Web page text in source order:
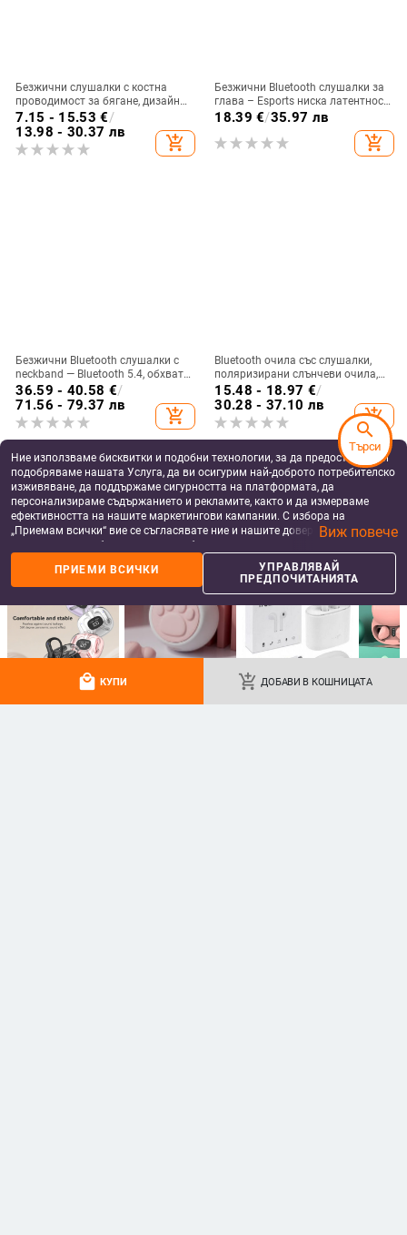
local_mall КУПИ add_shopping_cart ДОБАВИ В КОШНИЦАТА
Безжични слушалки с костна
проводимост за бягане, дизайн
без вмъкване в ухото, Bluetooth
5.3, водоустойчиви, живот на
батерията над 8 часа
7.15 - 15.53 €/
13.98 - 30.37 лв
add_shopping_cart
Безжични Bluetooth слушалки за
глава – Esports ниска латентност,
Bluetooth 5.3, обхват 10 м,
стерео
18.39 €/35.97 лв
add_shopping_cart
Безжични Bluetooth слушалки с
neckband — Bluetooth 5.4, обхват
10 м, живот на батерията над 8 ч,
стерео звук, цифров дисплей
36.59 - 40.58 €/
71.56 - 79.37 лв
add_shopping_cart
Bluetooth очила със слушалки,
поляризирани слънчеви очила,
монтирани на главата (обхват 10
м, Bluetooth 5.0, живот на
батерията 4-8 ч)
15.48 - 18.97 €/
30.28 - 37.10 лв
add_shopping_cart
Слушалки с костна проводимост,
монтирани за ухото, двуканално
стерео, Bluetooth 6.0, автономия
41.17 - 64.46€/
80.52 - 126.07 лв
Костно проводящ слухов апарат
за възрастни, шумопотискащи
зад ухото слушалки, за лека до
тежка глухота, удобен дизайн
104.93€/205.23 лв
add_shopping_cart
Ние използваме бисквитки и подобни технологии, за да предоставяме и
подобряваме нашата Услуга, да ви осигурим най-доброто потребителско
изживяване, да поддържаме сигурността на платформата, да
персонализираме съдържанието и рекламите, както и да измерваме
ефективността на нашите маркетингови кампании. С избора на
„Приемам всички“ вие се съгласявате ние и нашите доверени партньори
да съхраняваме бисквитки и подобни технологии на вашето устройство
за рекламни и аналитични цели. Можете по всяко време да управлявате
своите предпочитания, като натиснете „Управлявай предпочитанията“.
За повече информация, моля, вижте нашата
данните.
Виж повече
ПРИЕМИ ВСИЧКИ
УПРАВЛЯВАЙ
ПРЕДПОЧИТАНИЯТА
search
Търси